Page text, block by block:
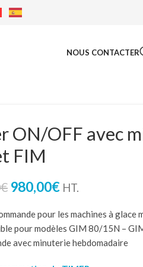
NOUS CONTACTER
ON/OFF avec
FIM
€ 980,00€ HT.
pour les machines à
pour modèles GIM 80/15N –
avec minuterie hebdomadaire